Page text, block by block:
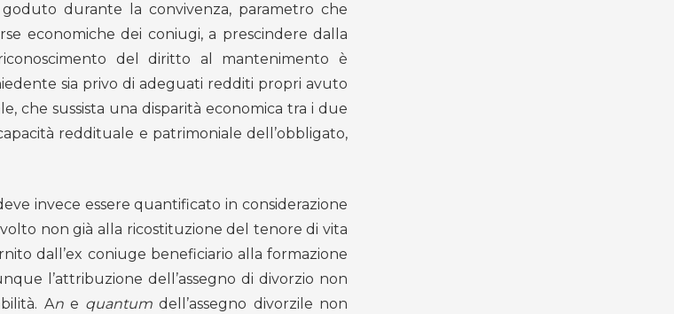
durante la convivenza, parametro che
economiche dei coniugi, a prescindere dalla
del diritto al mantenimento è
sia privo di adeguati redditi propri avuto
che sussista una disparità economica tra i due
reddituale e patrimoniale dell’obbligato,
invece essere quantificato in considerazione
non già alla ricostituzione del tenore di vita
dall’ex coniuge beneficiario alla formazione
l’attribuzione dell’assegno di divorzio non
Ane quantum dell’assegno divorzile non